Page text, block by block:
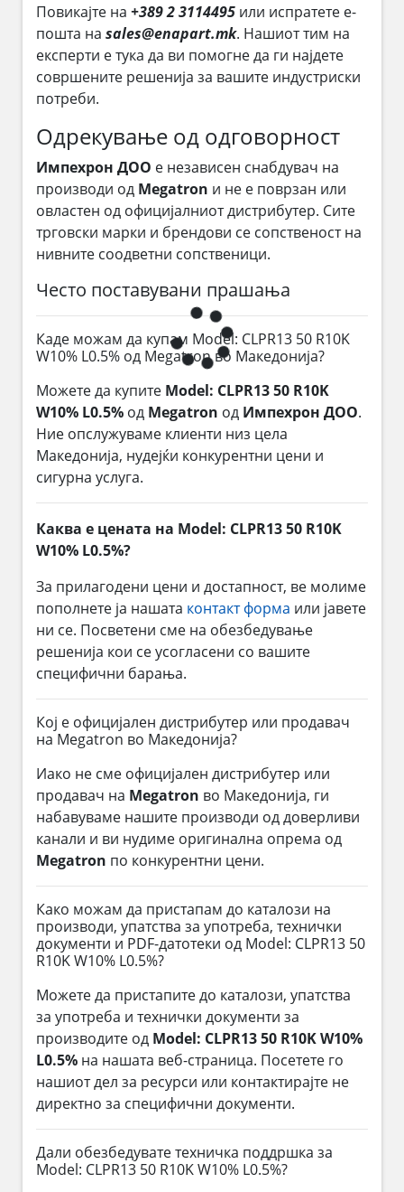
Повикајте на +389 2 3114495 или испратете е-
пошта на sales@enapart.mk. Нашиот тим на
експерти е тука да ви помогне да ги најдете
совршените решенија за вашите индустриски
потреби.
Одрекување од одговорност
Импехрон ДОО е независен снабдувач на
производи од Megatron и не е поврзан или
овластен од официјалниот дистрибутер. Сите
трговски марки и брендови се сопственост на
нивните соодветни сопственици.
Често поставувани прашања
Каде можам да купам Model: CLPR13 50 R10K
W10% L0.5% од Megatron во Македонија?
Можете да купите Model: CLPR13 50 R10K
W10% L0.5% од Megatron од Импехрон ДОО.
Ние опслужуваме клиенти низ цела
Македонија, нудејќи конкурентни цени и
сигурна услуга.
Каква е цената на Model: CLPR13 50 R10K
W10% L0.5%?
За прилагодени цени и достапност, ве молиме
пополнете ја нашата контакт форма или јавете
ни се. Посветени сме на обезбедување
решенија кои се усогласени со вашите
специфични барања.
Кој е официјален дистрибутер или продавач
на Megatron во Македонија?
Иако не сме официјален дистрибутер или
продавач на Megatron во Македонија, ги
набавуваме нашите производи од доверливи
канали и ви нудиме оригинална опрема од
Megatron по конкурентни цени.
Како можам да пристапам до каталози на
производи, упатства за употреба, технички
документи и PDF-датотеки од Model: CLPR13 50
R10K W10% L0.5%?
Можете да пристапите до каталози, упатства
за употреба и технички документи за
производите од Model: CLPR13 50 R10K W10%
L0.5% на нашата веб-страница. Посетете го
нашиот дел за ресурси или контактирајте не
директно за специфични документи.
Дали обезбедувате техничка поддршка за
Model: CLPR13 50 R10K W10% L0.5%?